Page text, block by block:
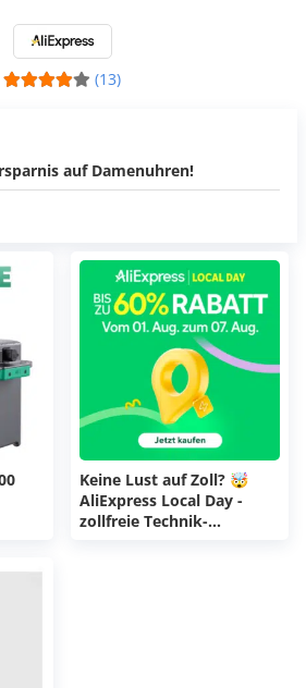
(13)
auf Damenuhren!
Keine Lust auf Zoll? 🤯
AliExpress Local Day -
zollfreie Technik-